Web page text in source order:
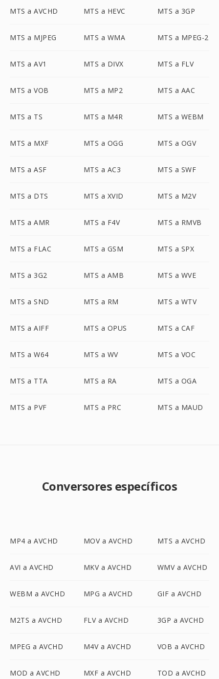
MTS a AVCHD MTS a HEVC MTS a 3GP
MTS a MJPEG MTS a WMA MTS a MPEG-2
MTS a AV1 MTS a DIVX MTS a FLV
MTS a VOB MTS a MP2 MTS a AAC
MTS a TS MTS a M4R MTS a WEBM
MTS a MXF MTS a OGG MTS a OGV
MTS a ASF MTS a AC3 MTS a SWF
MTS a DTS MTS a XVID MTS a M2V
MTS a AMR MTS a F4V MTS a RMVB
MTS a FLAC MTS a GSM MTS a SPX
MTS a 3G2 MTS a AMB MTS a WVE
MTS a SND MTS a RM MTS a WTV
MTS a AIFF MTS a OPUS MTS a CAF
MTS a W64 MTS a WV MTS a VOC
MTS a TTA MTS a RA MTS a OGA
MTS a PVF MTS a PRC MTS a MAUD
Conversores específicos
MP4 a AVCHD MOV a AVCHD MTS a AVCHD
AVI a AVCHD MKV a AVCHD WMV a AVCHD
WEBM a AVCHD MPG a AVCHD GIF a AVCHD
M2TS a AVCHD FLV a AVCHD 3GP a AVCHD
MPEG a AVCHD M4V a AVCHD VOB a AVCHD
MOD a AVCHD MXF a AVCHD TOD a AVCHD